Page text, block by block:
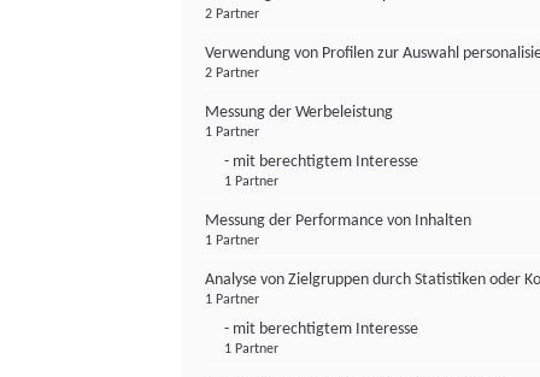
2 Partner
Verwendung von Profilen zur Auswahl
2 Partner
Messung der Werbeleistung
1 Partner
- mit berechtigtem Interesse
1 Partner
Messung der Performance von Inhalten
1 Partner
Analyse von Zielgruppen durch Statistiken oder
1 Partner
- mit berechtigtem Interesse
1 Partner